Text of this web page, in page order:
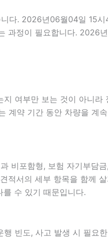
다. 2026년06월04일 15
과정이 필요합니다. 2026
여부만 보는 것이 아니
계약 기간 동안 차량을 계
비포함형, 보험 자기부담
서의 세부 항목을 함께
수 있기 때문입니다.
빈도, 사고 발생 시 필요